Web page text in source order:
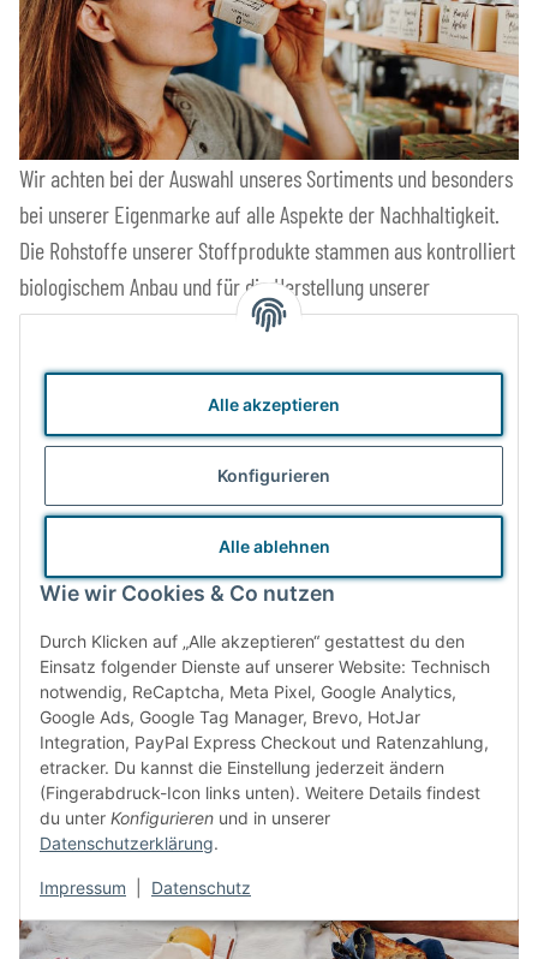
Alle akzeptieren
Konfigurieren
Alle ablehnen
Wie wir Cookies & Co nutzen
Durch Klicken auf „Alle akzeptieren“ gestattest du den
Einsatz folgender Dienste auf unserer Website: Technisch
notwendig, ReCaptcha, Meta Pixel, Google Analytics,
Google Ads, Google Tag Manager, Brevo, HotJar
Integration, PayPal Express Checkout und Ratenzahlung,
etracker. Du kannst die Einstellung jederzeit ändern
(Fingerabdruck-Icon links unten). Weitere Details findest
du unter Konfigurieren und in unserer
Datenschutzerklärung.
Impressum Datenschutz
Wir achten bei der Auswahl unseres Sortiments und besonders
bei unserer Eigenmarke auf alle Aspekte der Nachhaltigkeit.
Die Rohstoffe unserer Stoffprodukte stammen aus kontrolliert
biologischem Anbau und für die Herstellung unserer
Holzartikel kommt FSC-zertifiziertes Holz zum Einsatz. Unsere
kaufen, dann wenigstens Waren mit langer Lebensdauer.
Faire und sichere Produktionsbedingungen und direkte
Kooperation mit (Familien-) Unternehmen sind uns ebenso
wichtig wie möglichst kurze und energieeffiziente
Transportwege. Unsere Waren beziehen wir zum Großteil
gänzlich ohne Verkaufsverpackungen. Lassen sich diese nicht
vermeiden, verzichten wir der Umwelt zuliebe auf schillernde
Farben und Hochglanz.
Das Zero Waste Prinzip